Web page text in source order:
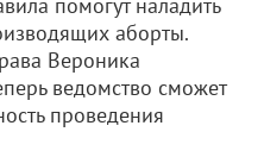
аборты.
Вероника
ведомство сможет
проведения